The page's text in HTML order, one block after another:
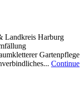
Landkreis Harburg
Gartenpflege
Continue